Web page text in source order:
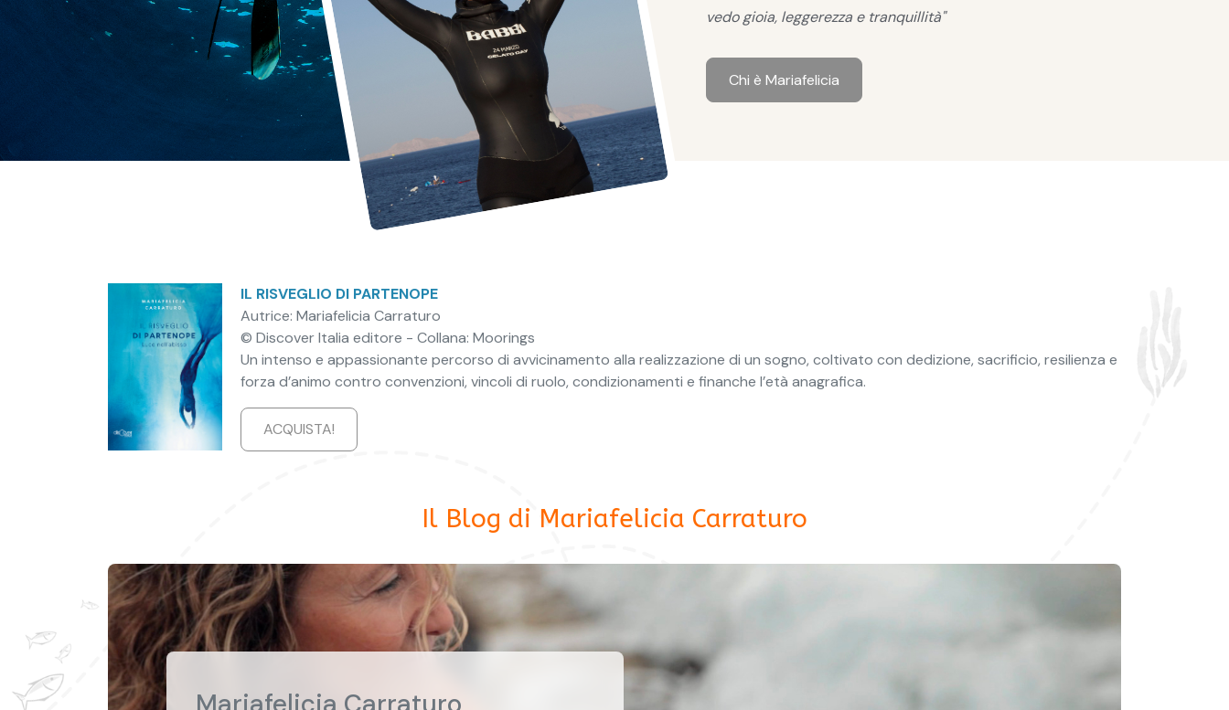
vedo gioia, leggerezza e tranquillità"
Chi è Mariafelicia
IL RISVEGLIO DI PARTENOPE
Autrice: Mariafelicia Carraturo
© Discover Italia editore - Collana: Moorings
Un intenso e appassionante percorso di avvicinamento alla realizzazione di un sogno, coltivato con dedizione, sacrificio, resilienza e
forza d’animo contro convenzioni, vincoli di ruolo, condizionamenti e finanche l’età anagrafica.
ACQUISTA!
Il Blog di Mariafelicia Carraturo